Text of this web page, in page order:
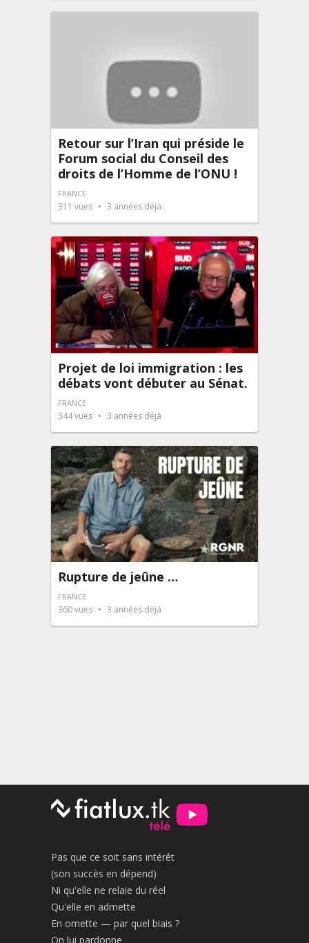
Retour sur l’Iran qui préside le
Forum social du Conseil des
droits de l’Homme de l’ONU !
FRANCE
311 vues 3 années déjà
Projet de loi immigration : les
débats vont débuter au Sénat.
FRANCE
344vues 3 années déjà
Rupture de jeûne …
FRANCE
360vues 3 années déjà
Pas que ce soit sans intérêt
(son succès en dépend)
Ni qu'elle ne relaie du réel
Qu'elle en admette
En omette — par quel biais ?
On lui pardonne